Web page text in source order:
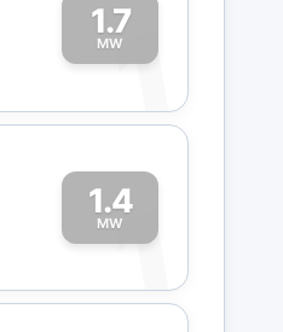
1.7
MW
1
1.4
MW
1